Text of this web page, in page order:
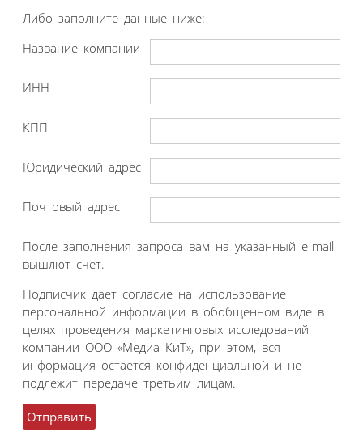
Либо заполните данные ниже:
Название компании
ИНН
КПП
Юридический адрес
Почтовый адрес
После заполнения запроса вам на указанный e-mail
вышлют счет.
Подписчик дает согласие на использование
персональной информации в обобщенном виде в
целях проведения маркетинговых исследований
компании ООО «Медиа КиТ», при этом, вся
информация остается конфиденциальной и не
подлежит передаче третьим лицам.